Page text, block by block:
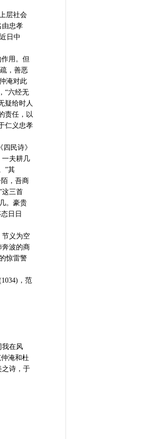
层社会
由忠孝
日中
用。但
，善恶
淹对此
“六经无
疑给时人
责任，以
仁义忠孝
民诗》
一夫耕几
”其
，吾商
这三首
。豪贵
日日
节义为空
奔波的商
惊雷警
，范
我在风
淹和杜
之诗，于